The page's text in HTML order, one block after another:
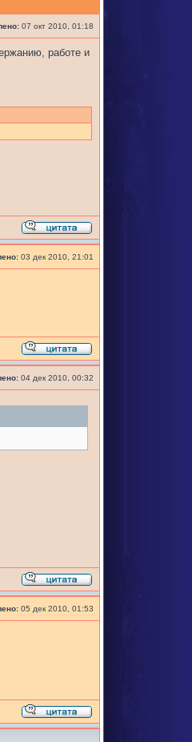
07 окт 2010, 01:18
работе и
03 дек 2010, 21:01
04 дек 2010, 00:32
05 дек 2010, 01:53